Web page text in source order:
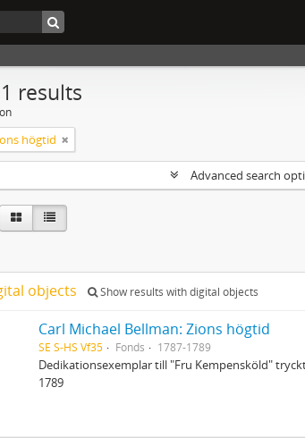
results
högtid
Advanced search
objects Show results with digital objects
Carl Michael Bellman: Zions högtid
SE S-HS Vf35 Fonds 1787-1789
Dedikationsexemplar till "Fru Kempensköld"
1789